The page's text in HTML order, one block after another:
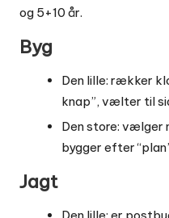
og 5+10 år.
Byg
Den lille: rækker
knap”, vælter til
Den store: vælger
bygger efter
Jagt
Den lille: er